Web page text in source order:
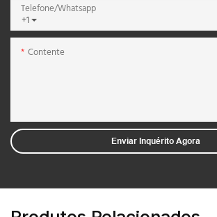
+1
Telefone/whatsapp
Contente
Enviar Inquérito Agora